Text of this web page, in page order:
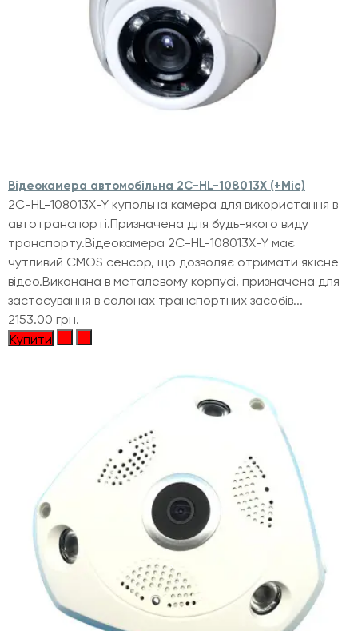
Відеокамера автомобільна 2C-HL-108013X (+Mic)
2C-HL-108013X-Y купольна камера для використання в
автотранспорті.Призначена для будь-якого виду
транспорту.Відеокамера 2C-HL-108013X-Y має
чутливий CMOS сенсор, що дозволяє отримати якісне
відео.Виконана в металевому корпусі, призначена для
застосування в салонах транспортних засобів...
2153.00 грн.
Купити